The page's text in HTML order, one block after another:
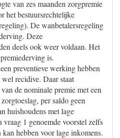
van zes maanden zorgpremie
het bestuursrechtelijke
De wanbetalersregeling
Deze
deels ook weer voldaan. Het
is.
preventieve werking hebben
recidive. Daar staat
de nominale premie met een
per saldo geen
huishoudens met lage
1 genoemde voorstel zelfs
hebben voor lage inkomens.